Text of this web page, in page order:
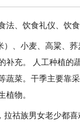
、饮食礼仪、饮食
、小麦、高粱、荞
充。 人工种植的
菜。干季主要靠
植物。
祜族男女老少都喜